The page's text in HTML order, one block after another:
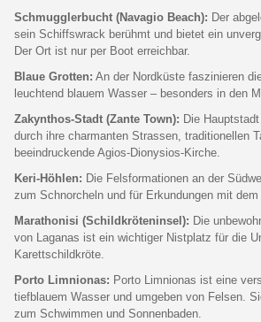
Schmugglerbucht (Navagio Beach): Der
sein Schiffswrack berühmt und bietet ein
Der Ort ist nur per Boot erreichbar.
Blaue Grotten: An der Nordküste faszinieren
leuchtend blauem Wasser – besonders in den
Zakynthos-Stadt (Zante Town): Die
durch ihre charmanten Strassen, traditionellen
beeindruckende Agios-Dionysios-Kirche.
Keri-Höhlen: Die Felsformationen an der
zum Schnorcheln und für Erkundungen mit dem
Marathonisi (Schildkröteninsel): Die
von Laganas ist ein wichtiger Nistplatz für die
Karettschildkröte.
Porto Limnionas: Porto Limnionas ist eine
tiefblauem Wasser und umgeben von Felsen.
zum Schwimmen und Sonnenbaden.